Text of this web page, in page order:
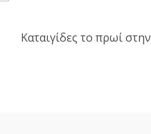
Καταιγίδες το πρωί